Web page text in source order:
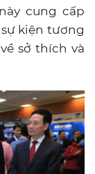
cung cấp
kiện tương
sở thích và